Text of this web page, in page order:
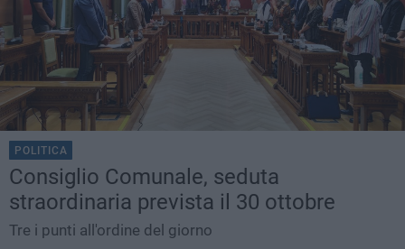
POLITICA
Consiglio Comunale, seduta
straordinaria prevista il 30 ottobre
Tre i punti all'ordine del giorno